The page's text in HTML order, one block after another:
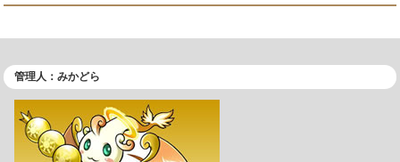
管理人：みかどら